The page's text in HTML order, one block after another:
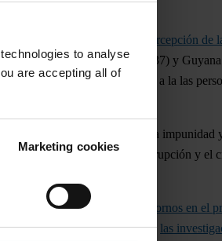
to analyse
are accepting all of
Marketing cookies
según el Índice de Percepción de
soloRepública Dominicana (37) y Guyana
, perjudicando directamente a la las
(37), fomentando la impunidad
alimentada por la corrupción y el
investigandopresuntos sobornos en el
infantiles. EnArgentina(36), las